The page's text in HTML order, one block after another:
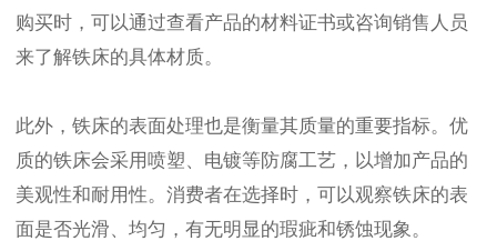
购买时，可以通过查看产品的材料证书或咨询销售人员
来了解铁床的具体材质。
此外，铁床的表面处理也是衡量其质量的重要指标。优
质的铁床会采用喷塑、电镀等防腐工艺，以增加产品的
美观性和耐用性。消费者在选择时，可以观察铁床的表
面是否光滑、均匀，有无明显的瑕疵和锈蚀现象。